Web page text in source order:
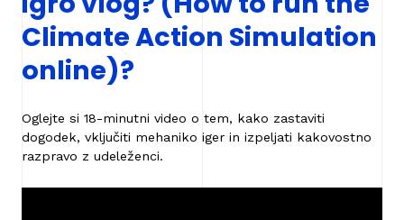
Climate Action Simulation
online)?
Oglejte si 18-minutni video o tem, kako zastaviti
dogodek, vključiti mehaniko iger in izpeljati kakovostno
razpravo z udeleženci.